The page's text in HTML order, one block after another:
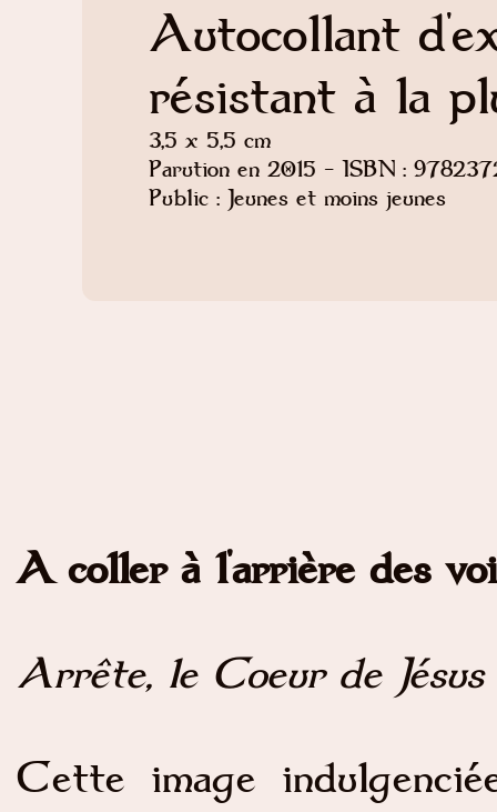
Autocollant
résistant à la
3,5 x 5,5 cm
Parution en 2015 - ISBN :
Public : Jeunes et moins jeunes
A coller à l'arrière des
Arrête, le Coeur de
Cette image